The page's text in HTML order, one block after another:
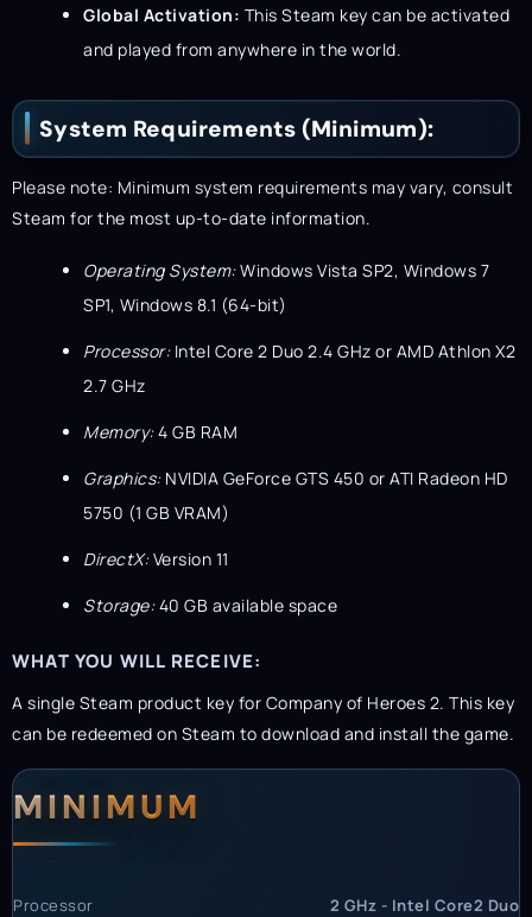
Global Activation: This Steam key can be activated
and played from anywhere in the world.
System Requirements (Minimum):
Please note: Minimum system requirements may vary, consult
Steam for the most up-to-date information.
Operating System:Windows Vista SP2, Windows 7
SP1, Windows 8.1 (64-bit)
Processor:Intel Core 2 Duo 2.4 GHz or AMD Athlon X2
2.7 GHz
Memory:4 GB RAM
Graphics:NVIDIA GeForce GTS 450 or ATI Radeon HD
5750 (1 GB VRAM)
DirectX:Version 11
Storage:40 GB available space
WHAT YOU WILL RECEIVE:
A single Steam product key for Company of Heroes 2. This key
can be redeemed on Steam to download and install the game.
System Requirements
MINIMUM
Processor 2 GHz - Intel Core2 Duo